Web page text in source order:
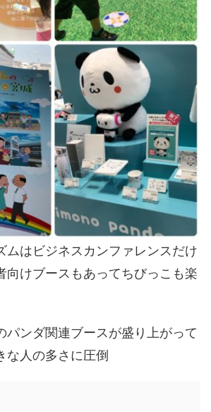
ムはビジネスカンファレンスだけ
向けブースもあってちびっこも楽
パンダ関連ブースが盛り上がって
な人の多さに圧倒